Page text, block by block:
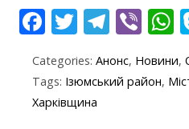
F
e
b
T
itt
er
T
e
gr
Vi
er
Categories: Анонс, Новини,
Tags: Ізюмський район,
Харківщина